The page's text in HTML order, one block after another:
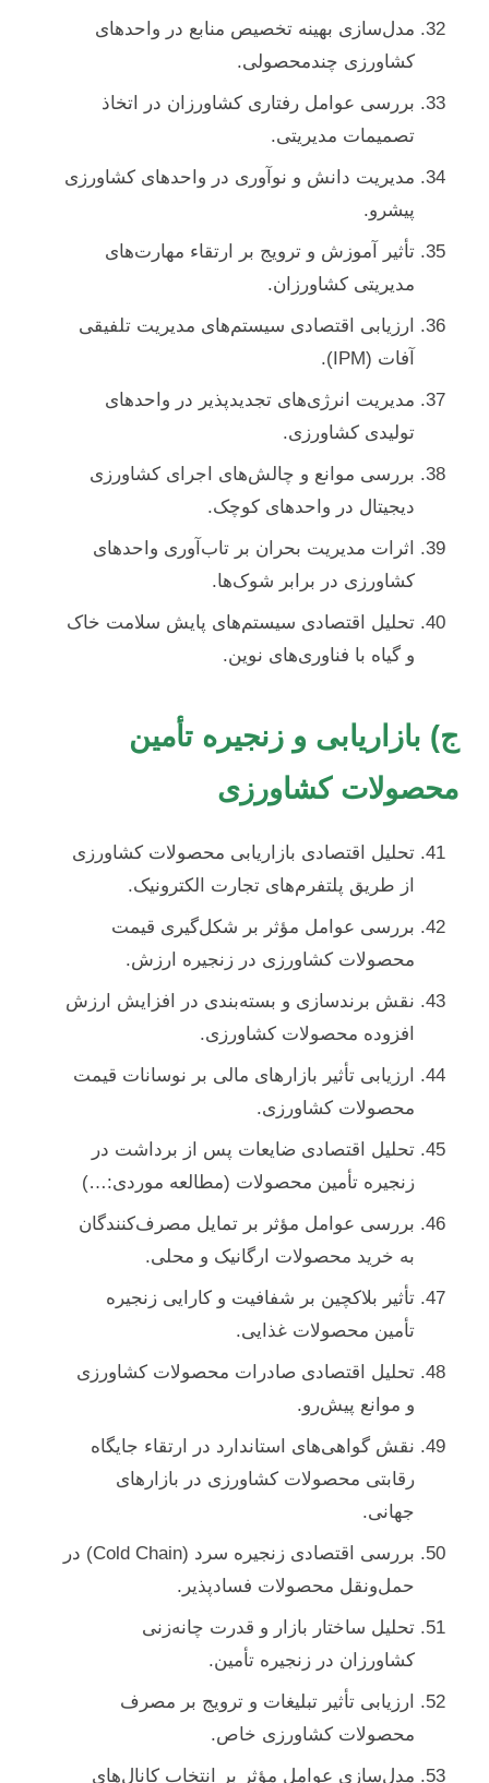
مدل‌سازی بهینه تخصیص منابع در واحدهای
کشاورزی چندمحصولی.
بررسی عوامل رفتاری کشاورزان در اتخاذ
تصمیمات مدیریتی.
مدیریت دانش و نوآوری در واحدهای کشاورزی
پیشرو.
تأثیر آموزش و ترویج بر ارتقاء مهارت‌های
مدیریتی کشاورزان.
ارزیابی اقتصادی سیستم‌های مدیریت تلفیقی
آفات (IPM).
مدیریت انرژی‌های تجدیدپذیر در واحدهای
تولیدی کشاورزی.
بررسی موانع و چالش‌های اجرای کشاورزی
دیجیتال در واحدهای کوچک.
اثرات مدیریت بحران بر تاب‌آوری واحدهای
کشاورزی در برابر شوک‌ها.
تحلیل اقتصادی سیستم‌های پایش سلامت خاک
و گیاه با فناوری‌های نوین.
ج) بازاریابی و زنجیره تأمین
محصولات کشاورزی
تحلیل اقتصادی بازاریابی محصولات کشاورزی
از طریق پلتفرم‌های تجارت الکترونیک.
بررسی عوامل مؤثر بر شکل‌گیری قیمت
محصولات کشاورزی در زنجیره ارزش.
نقش برندسازی و بسته‌بندی در افزایش ارزش
افزوده محصولات کشاورزی.
ارزیابی تأثیر بازارهای مالی بر نوسانات قیمت
محصولات کشاورزی.
تحلیل اقتصادی ضایعات پس از برداشت در
زنجیره تأمین محصولات (مطالعه موردی:…)
بررسی عوامل مؤثر بر تمایل مصرف‌کنندگان
به خرید محصولات ارگانیک و محلی.
تأثیر بلاکچین بر شفافیت و کارایی زنجیره
تأمین محصولات غذایی.
تحلیل اقتصادی صادرات محصولات کشاورزی
و موانع پیش‌رو.
نقش گواهی‌های استاندارد در ارتقاء جایگاه
رقابتی محصولات کشاورزی در بازارهای
جهانی.
بررسی اقتصادی زنجیره سرد (Cold Chain) در
حمل‌ونقل محصولات فسادپذیر.
تحلیل ساختار بازار و قدرت چانه‌زنی
کشاورزان در زنجیره تأمین.
ارزیابی تأثیر تبلیغات و ترویج بر مصرف
محصولات کشاورزی خاص.
مدل‌سازی عوامل مؤثر بر انتخاب کانال‌های